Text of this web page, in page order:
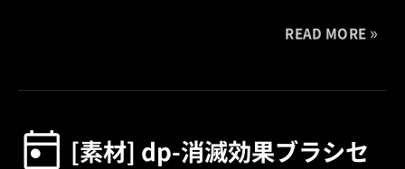
READ MORE
[素材] dp-消滅効果ブラシセ